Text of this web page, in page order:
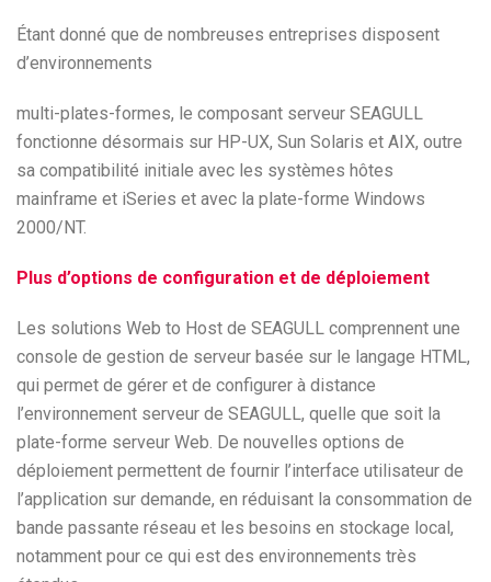
Étant donné que de nombreuses entreprises disposent
d’environnements
multi-plates-formes, le composant serveur SEAGULL
fonctionne désormais sur HP-UX, Sun Solaris et AIX, outre
sa compatibilité initiale avec les systèmes hôtes
mainframe et iSeries et avec la plate-forme Windows
2000/NT.
Plus d’options de configuration et de déploiement
Les solutions Web to Host de SEAGULL comprennent une
console de gestion de serveur basée sur le langage HTML,
qui permet de gérer et de configurer à distance
l’environnement serveur de SEAGULL, quelle que soit la
plate-forme serveur Web. De nouvelles options de
déploiement permettent de fournir l’interface utilisateur de
l’application sur demande, en réduisant la consommation de
bande passante réseau et les besoins en stockage local,
notamment pour ce qui est des environnements très